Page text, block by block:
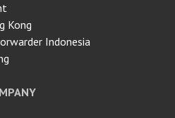
Kong
Indonesia